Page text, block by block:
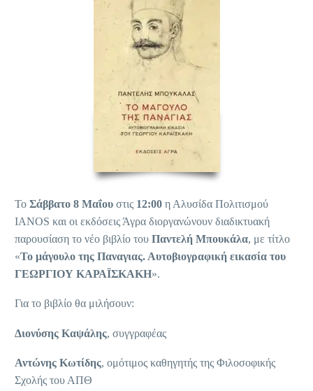
Το Σάββατο 8 Μαΐου στις 12:00 η Αλυσίδα Πολιτισμού
IANOS και οι εκδόσεις Άγρα διοργανώνουν διαδικτυακή
παρουσίαση το νέο βιβλίο του Παντελή Μπουκάλα, με τίτλο
«Το μάγουλο της Παναγιας. Αυτοβιογραφική εικασία του
ΓΕΩΡΓΙΟΥ ΚΑΡΑΪΣΚΑΚΗ».
Για το βιβλίο θα μιλήσουν:
Διονύσης Καψάλης, συγγραφέας
Αντώνης Κωτίδης, ομότιμος καθηγητής της Φιλοσοφικής
Σχολής του ΑΠΘ